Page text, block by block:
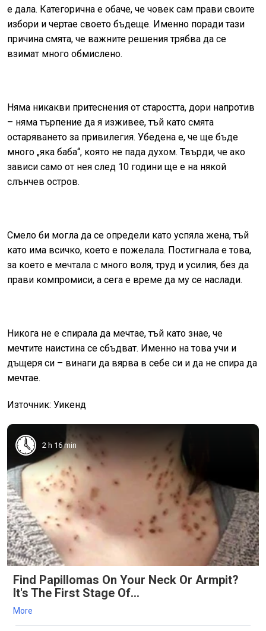
е дала. Категорична е обаче, че човек сам прави своите
избори и чертае своето бъдеще. Именно поради тази
причина смята, че важните решения трябва да се
взимат много обмислено.
Няма никакви притеснения от старостта, дори напротив
– няма търпение да я изживее, тъй като смята
остаряването за привилегия. Убедена е, че ще бъде
много „яка баба“, която не пада духом. Твърди, че ако
зависи само от нея след 10 години ще е на някой
слънчев остров.
Смело би могла да се определи като успяла жена, тъй
като има всичко, което е пожелала. Постигнала е това,
за което е мечтала с много воля, труд и усилия, без да
прави компромиси, а сега е време да му се наслади.
Никога не е спирала да мечтае, тъй като знае, че
мечтите наистина се сбъдват. Именно на това учи и
дъщеря си – винаги да вярва в себе си и да не спира да
мечтае.
Източник: Уикенд
2 h 16 min
Find Papillomas On Your Neck Or Armpit?
It's The First Stage Of...
More